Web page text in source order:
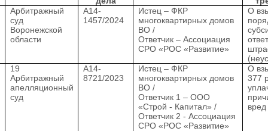
Арбитражный
суд
Воронежской
области
А14-
1457/2024
Истец – ФКР
многоквартирных домов
ВО /
Ответчик – Ассоциация
СРО «РОС «Развитие»
О
19
Арбитражный
апелляционный
суд
А14-
8721/2023
Истец – ФКР
многоквартирных домов
ВО /
Ответчик 1 – ООО
«Строй - Капитал» /
Ответчик 2 - Ассоциация
СРО «РОС «Развитие»
О
377
вред